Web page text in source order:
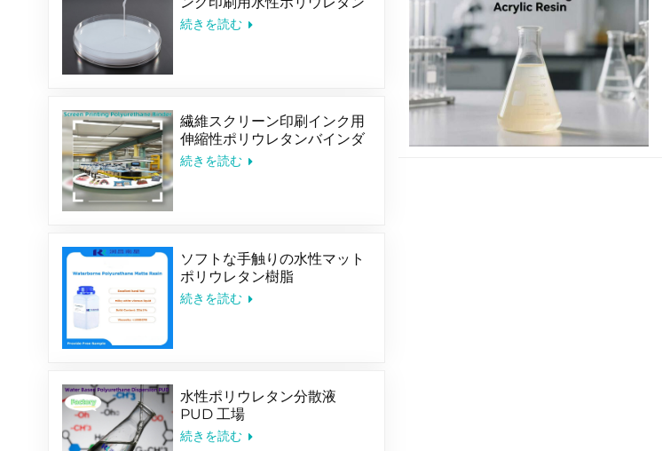
バインダー
続きを読む
繊維スクリーン印刷インク用
伸縮性ポリウレタンバインダ
ー
続きを読む
ソフトな手触りの水性マット
ポリウレタン樹脂
続きを読む
水性ポリウレタン分散液
PUD 工場
続きを読む